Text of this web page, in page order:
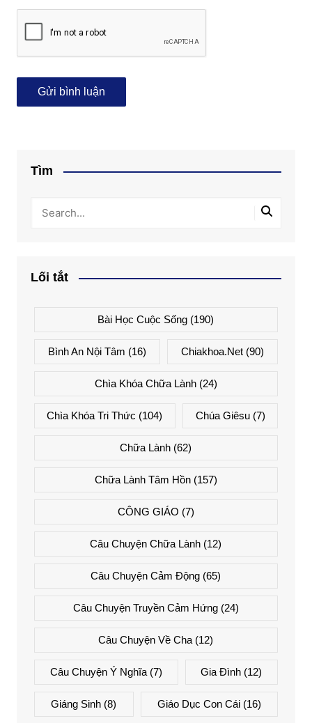
Tìm
Lối tắt
Bài Học Cuộc Sống (190)
Bình An Nội Tâm (16) Chiakhoa.net (90)
Chìa Khóa Chữa Lành(24)
Chìa Khóa Tri Thức (104) Chúa Giêsu(7)
Chữa Lành (62)
Chữa Lành Tâm Hồn(157)
CÔNG GIÁO (7)
Câu Chuyện Chữa Lành (12)
Câu Chuyện Cảm Động (65)
Câu Chuyện Truyền Cảm Hứng(24)
Câu Chuyện Về Cha (12)
Câu Chuyện Ý Nghĩa(7) Gia Đình (12)
Giáng Sinh (8) Giáo Dục Con Cái(16)